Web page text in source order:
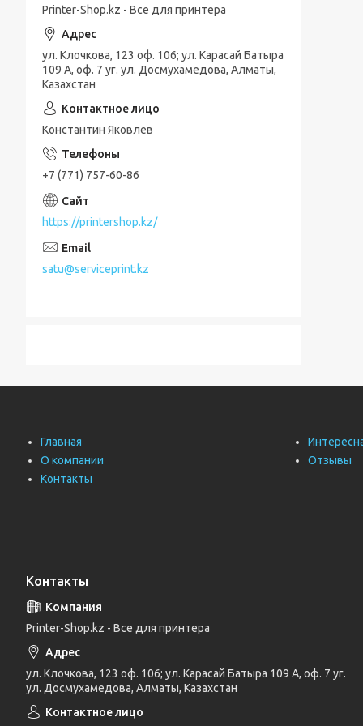
Printer-Shop.kz - Все для принтера
ул. Клочкова, 123 оф. 106; ул. Карасай Батыра
109 А, оф. 7 уг. ул. Досмухамедова, Алматы,
Казахстан
Константин Яковлев
+7 (771) 757-60-86
https://printershop.kz/
satu@serviceprint.kz
Главная
О компании
Контакты
Отзывы
Контакты
Printer-Shop.kz - Все для принтера
ул. Клочкова, 123 оф. 106; ул. Карасай Батыра 109 А, оф. 7 уг.
ул. Досмухамедова, Алматы, Казахстан